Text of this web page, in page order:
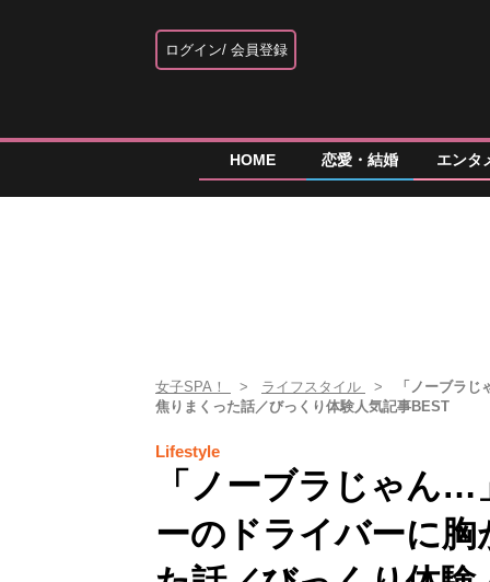
ログイン 会員登録
HOME 恋愛・結婚 エンタ
女子SPA！ ライフスタイル
「ノーブラ
焦りまくった話／びっくり体験人気記事BEST
Lifestyle
「ノーブラじゃん
ーのドライバーに